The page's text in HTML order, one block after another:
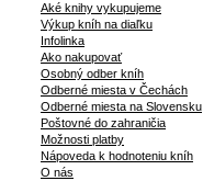
Aké knihy vykupujeme
Výkup kníh na diaľku
Infolinka
Ako nakupovať
Osobný odber kníh
Odberné miesta v Čechách
Odberné miesta na Slovensku
Poštovné do zahraničia
Možnosti platby
Nápoveda k hodnoteniu kníh
O nás